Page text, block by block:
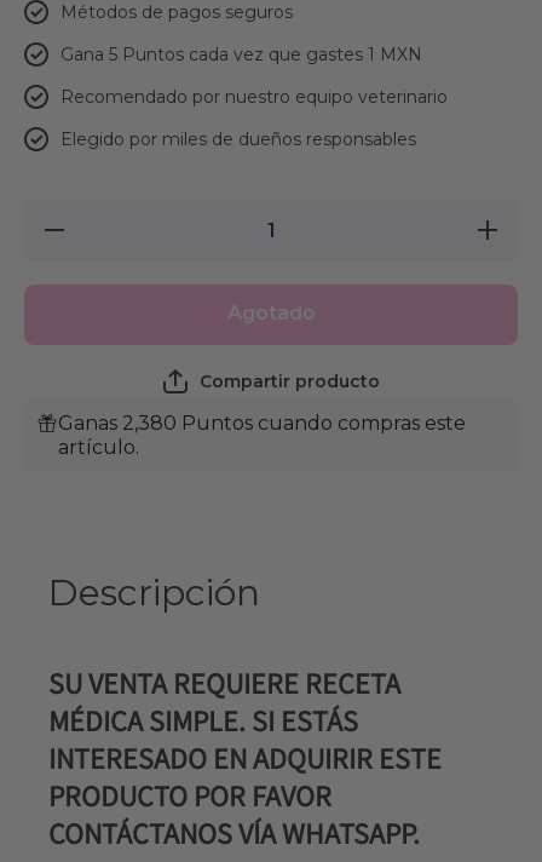
Métodos de pagos seguros
Gana 5 Puntos cada vez que gastes 1 MXN
Recomendado por nuestro equipo veterinario
Elegido por miles de dueños responsables
Reducir
Aumentar
cantidad
Agotado
Compartir producto
Ganas 2,380 Puntos cuando compras este
artículo.
Descripción
SU VENTA REQUIERE RECETA
MÉDICA SIMPLE. SI ESTÁS
INTERESADO EN ADQUIRIR ESTE
PRODUCTO POR FAVOR
CONTÁCTANOS VÍA WHATSAPP.